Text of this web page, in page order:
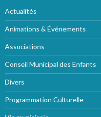
Actualités
Animations & Événements
Associations
Conseil Municipal des Enfants
Divers
Programmation Culturelle